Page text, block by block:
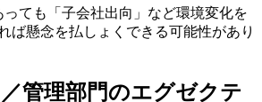
ても「子会社出向」など環境変化を
ば懸念を払しょくできる可能性があり
管理部門のエグゼクテ